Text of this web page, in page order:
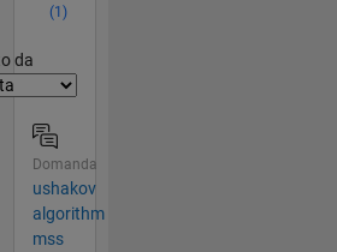
(1)
da
Domanda
ushakov
algorithm
mss